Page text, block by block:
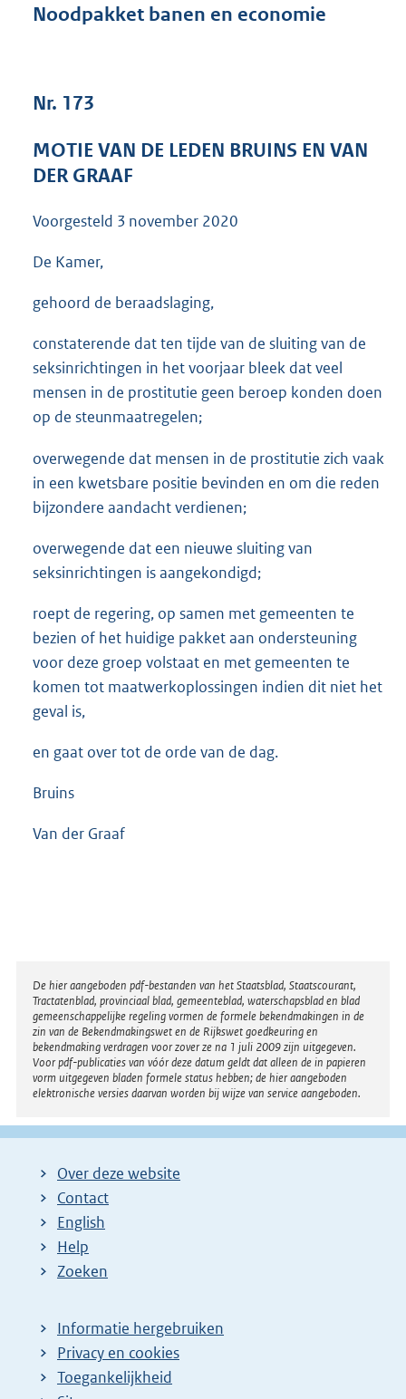
s
e
Noodpakket banen en economie
Nr. 173
MOTIE VAN DE LEDEN BRUINS EN VAN
DER GRAAF
Voorgesteld 3 november 2020
De Kamer,
gehoord de beraadslaging,
constaterende dat ten tijde van de sluiting van de
seksinrichtingen in het voorjaar bleek dat veel
mensen in de prostitutie geen beroep konden doen
op de steunmaatregelen;
overwegende dat mensen in de prostitutie zich vaak
in een kwetsbare positie bevinden en om die reden
bijzondere aandacht verdienen;
overwegende dat een nieuwe sluiting van
seksinrichtingen is aangekondigd;
roept de regering, op samen met gemeenten te
bezien of het huidige pakket aan ondersteuning
voor deze groep volstaat en met gemeenten te
komen tot maatwerkoplossingen indien dit niet het
geval is,
en gaat over tot de orde van de dag.
Bruins
Van der Graaf
Disclaimer
De hier aangeboden pdf-bestanden van het Staatsblad, Staatscourant,
Tractatenblad, provinciaal blad, gemeenteblad, waterschapsblad en blad
gemeenschappelijke regeling vormen de formele bekendmakingen in de
zin van de Bekendmakingswet en de Rijkswet goedkeuring en
bekendmaking verdragen voor zover ze na 1 juli 2009 zijn uitgegeven.
Voor pdf-publicaties van vóór deze datum geldt dat alleen de in papieren
vorm uitgegeven bladen formele status hebben; de hier aangeboden
elektronische versies daarvan worden bij wijze van service aangeboden.
Over deze website
Contact
English
Help
Zoeken
Informatie hergebruiken
Privacy en cookies
Toegankelijkheid